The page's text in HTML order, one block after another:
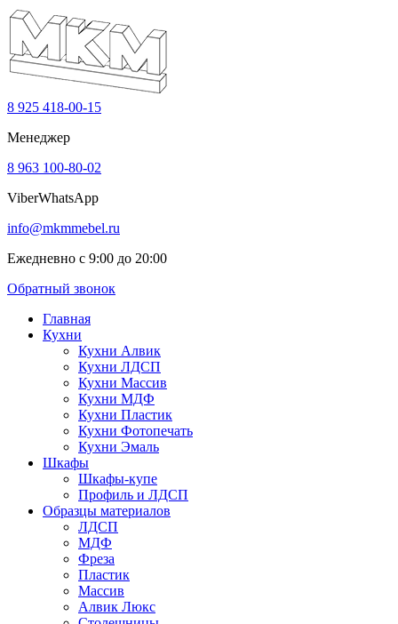
8 925 418-00-15
Менеджер
8 963 100-80-02
ViberWhatsApp
info@mkmmebel.ru
Ежедневно с 9:00 до 20:00
Обратный звонок
Главная
Кухни
Кухни Алвик
Кухни ЛДСП
Кухни Массив
Кухни МДФ
Кухни Пластик
Кухни Фотопечать
Кухни Эмаль
Шкафы
Шкафы-купе
Профиль и ЛДСП
Образцы материалов
ЛДСП
МДФ
Фреза
Пластик
Массив
Алвик Люкс